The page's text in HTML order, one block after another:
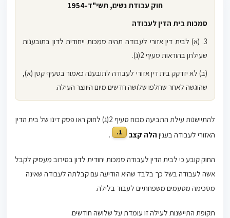
חוק עבודת נשים, תשי"ד-1954
סמכות בית הדין לעבודה
3. (א) לבית דין אזורי לעבודה תהיה סמכות ייחודית לדון בתובענות
שעילתן בהוראות סעיף 2(ג).
(ב) לא יזדקק בית דין אזורי לעבודה לתובענה כאמור בסעיף קטן (א),
שהוגשה לאחר שחלפו שלושה חדשים מיום היווצר העילה.
להתיישנות עילת התביעה מכוח סעיף 2(ג) לחוק ראו פסק דינו של בית הדין
האזורי לעבודה בענין הלה קצב 1.
.
החוק קובע כי לבית הדין לעבודה סמכות יחודית לדון בסירוב מעסיק לקבל
אשה לעבודה בשל כך בלבד שהיא הודיעה עם קבלתה לעבודה שאינה
מסכימה מטעמים משפחתיים לעבוד בלילה.
תקופת התיישנות לעילה זו עומדת על שלושה חודשים.